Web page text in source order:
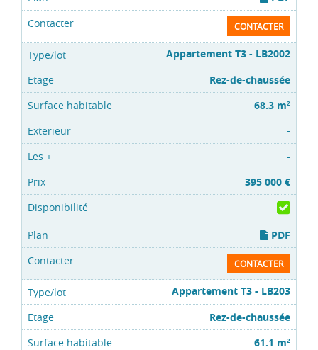
CONTACTER
Appartement T3 - LB2002
Rez-de-chaussée
68.3 m2
-
-
395 000 €
PDF
CONTACTER
Appartement T3 - LB203
Rez-de-chaussée
61.1 m2